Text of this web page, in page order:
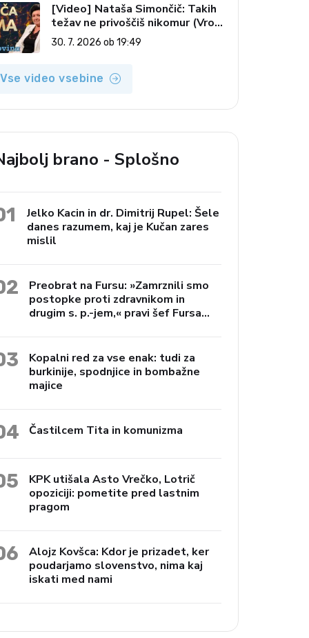
[Video] Nataša Simončič: Takih
težav ne privoščiš nikomur (Vroča
tema, 30. 7. 2026)
30. 7. 2026 ob 19:49
Vse video vsebine
brano - Splošno
Jelko Kacin in dr. Dimitrij Rupel: Šele
danes razumem, kaj je Kučan zares
mislil
Preobrat na Fursu: »Zamrznili smo
postopke proti zdravnikom in
drugim s. p.-jem,« pravi šef Fursa
Kopalni red za vse enak: tudi za
burkinije, spodnjice in bombažne
majice
Častilcem Tita in komunizma
KPK utišala Asto Vrečko, Lotrič
opoziciji: pometite pred lastnim
pragom
Alojz Kovšca: Kdor je prizadet, ker
poudarjamo slovenstvo, nima kaj
iskati med nami